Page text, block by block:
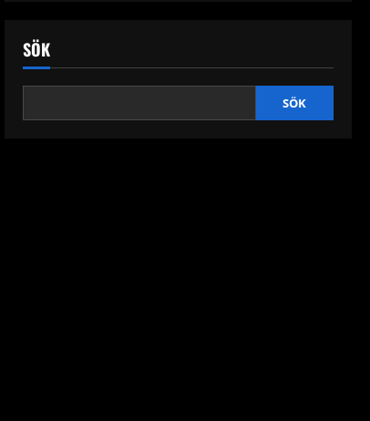
SÖK
SÖK